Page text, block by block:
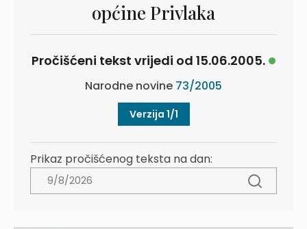
općine Privlaka
Pročišćeni tekst vrijedi od 15.06.2005.
Narodne novine 73/2005
Verzija 1/1
Prikaz pročišćenog teksta na dan: